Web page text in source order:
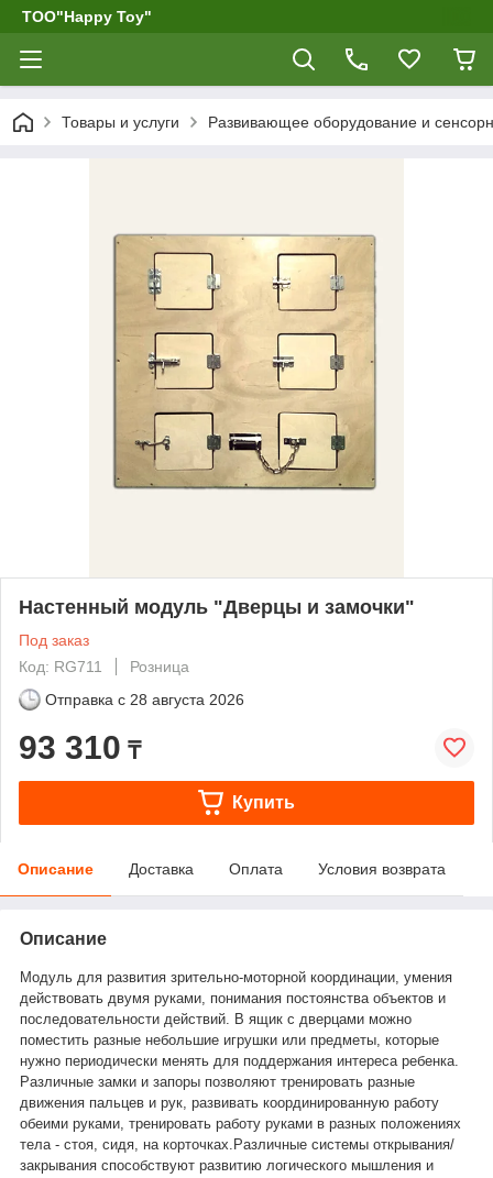
ТОО"Happy Toy"
Товары и услуги Развивающее оборудование и
Настенный модуль "Дверцы и замочки"
Под заказ
Код: RG711
Розница
Отправка с 28 августа 2026
93 310 ₸
Купить
Описание Доставка Оплата Условия возврата
Описание
Модуль для развития зрительно-моторной координации, умения
действовать двумя руками, понимания постоянства объектов и
последовательности действий. В ящик с дверцами можно
поместить разные небольшие игрушки или предметы, которые
нужно периодически менять для поддержания интереса ребенка.
Различные замки и запоры позволяют тренировать разные
движения пальцев и рук, развивать координированную работу
обеими руками, тренировать работу руками в разных положениях
тела - стоя, сидя, на корточках.Различные системы открывания/
закрывания способствуют развитию логического мышления и